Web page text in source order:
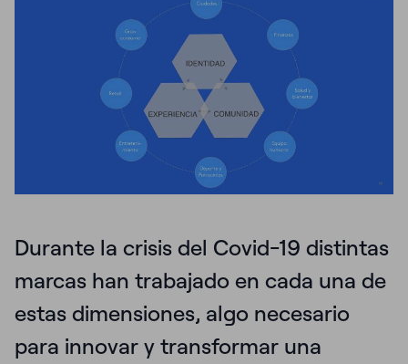
Durante la crisis del Covid-19 distintas
marcas han trabajado en cada una de
estas dimensiones, algo necesario
para innovar y transformar una